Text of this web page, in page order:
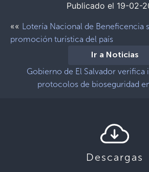
Publicado el 19-02-
«« Lotería Nacional de Beneficencia
promoción turística del país
Ir a Noticias
Gobierno de El Salvador
protocolos de bioseguridad
Descargas